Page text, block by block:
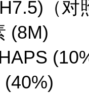
（
(8M)